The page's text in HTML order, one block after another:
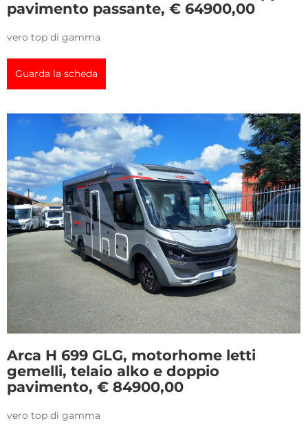
pavimento passante, € 64900,00
vero top di gamma
Guarda la scheda
Arca H 699 GLG, motorhome letti
gemelli, telaio alko e doppio
pavimento, € 84900,00
vero top di gamma